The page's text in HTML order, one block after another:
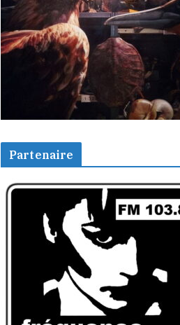
Partenaire